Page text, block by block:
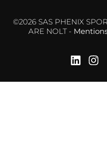
©2026 SAS PHENIX
ARE NOLT -